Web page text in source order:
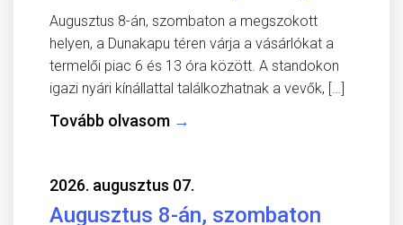
Augusztus 8-án, szombaton a megszokott
helyen, a Dunakapu téren várja a vásárlókat a
termelői piac 6 és 13 óra között. A standokon
igazi nyári kínállattal találkozhatnak a vevők, […]
Tovább olvasom →
2026. augusztus 07.
Augusztus 8-án, szombaton